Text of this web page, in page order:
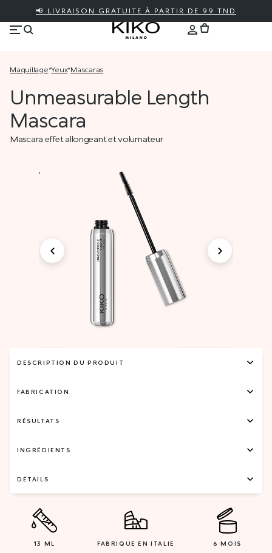
📢 LIVRAISON GRATUITE À PARTIR DE 99 TND
maquillage* yeux* mascaras
Unmeasurable Length
Mascara
Mascara effet allongeant et volumateur
DESCRIPTION DU PRODUIT
FABRICATION
RÉSULTATS
INGRÉDIENTS
DÉTAILS
13 ML FABRIQUE EN ITALIE 6 MOIS